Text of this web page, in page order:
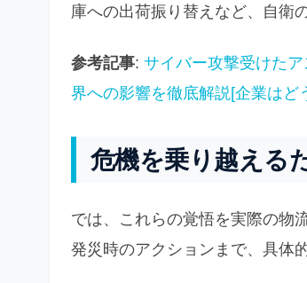
庫への出荷振り替えなど、自衛
参考記事: サイバー攻撃受けた
界への影響を徹底解説[企業はど
危機を乗り越える
では、これらの覚悟を実際の物
発災時のアクションまで、具体